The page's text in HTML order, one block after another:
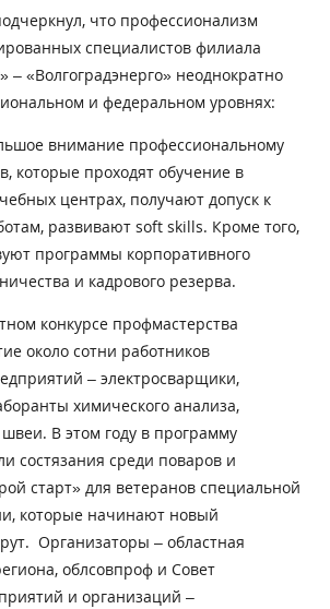
что профессионализм
специалистов филиала
– «Волгоградэнерго» неоднократно
и федеральном уровнях:
внимание профессиональному
которые проходят обучение в
центрах, получают допуск к
развивают soft skills. Кроме того,
программы корпоративного
и кадрового резерва.
конкурсе профмастерства
около сотни работников
– электросварщики,
химического анализа,
В этом году в программу
состязания среди поваров и
старт» для ветеранов специальной
которые начинают новый
‎Организаторы – областная
облсовпроф и Совет
и организаций –